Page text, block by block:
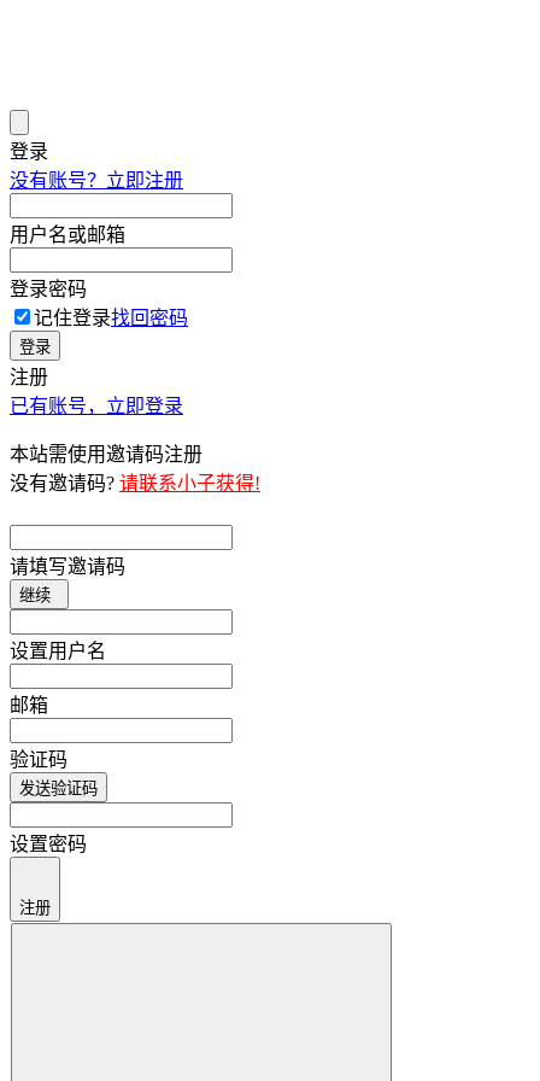
登录
没有账号？立即注册
用户名或邮箱
登录密码
记住登录找回密码
登录
注册
已有账号，立即登录
本站需使用邀请码注册
没有邀请码? 请联系小子获得!
请填写邀请码
继续
设置用户名
邮箱
验证码
发送验证码
设置密码
注册